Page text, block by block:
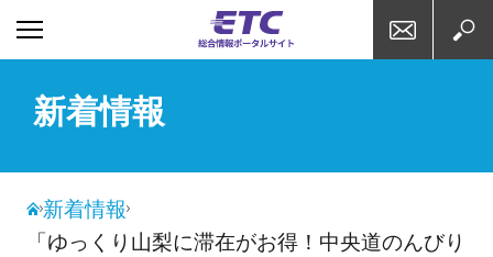
新着情報
新着情報
「ゆっくり山梨に滞在がお得！中央道のんびり